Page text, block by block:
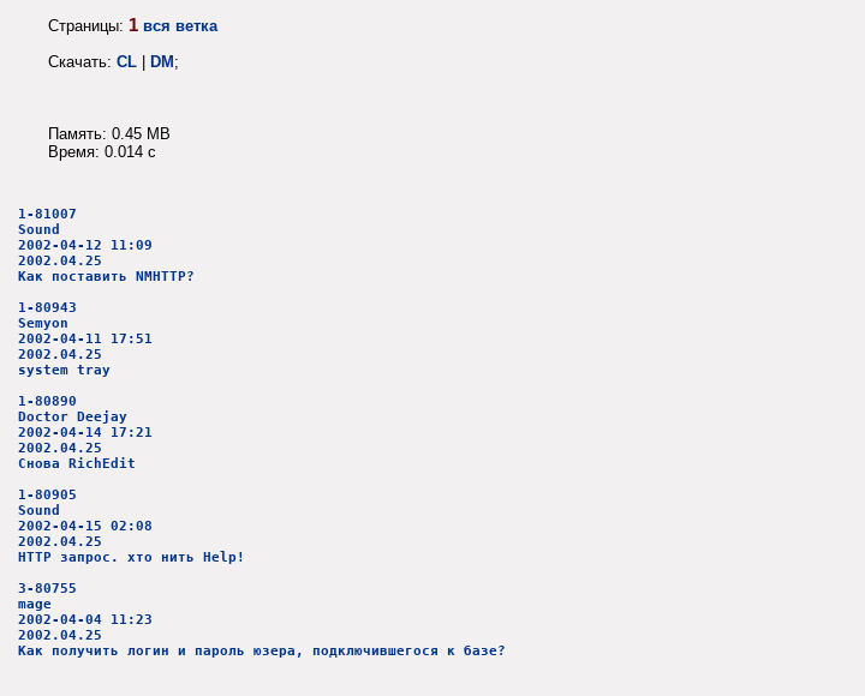
Страницы: 1 вся ветка
Скачать: CL | DM;
Память: 0.45 MB
Время: 0.014 c
1-81007
Sound
2002-04-12 11:09
2002.04.25
Как поставить NMHTTP?
1-80943
Semyon
2002-04-11 17:51
2002.04.25
system tray
1-80890
Doctor Deejay
2002-04-14 17:21
2002.04.25
Снова RichEdit
1-80905
Sound
2002-04-15 02:08
2002.04.25
HTTP запроc. хто нить Help!
3-80755
mage
2002-04-04 11:23
2002.04.25
Как получить логин и пароль юзера, подключившегося к базе?